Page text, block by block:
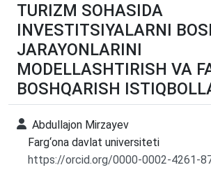
TURIZM SOHASIDA
INVESTITSIYALARNI
JARAYONLARINI
MODELLASHTIRISH VA
BOSHQARISH
Abdullajon Mirzayev
Farg‘ona davlat universiteti
https://orcid.org/0000-0002-4261-